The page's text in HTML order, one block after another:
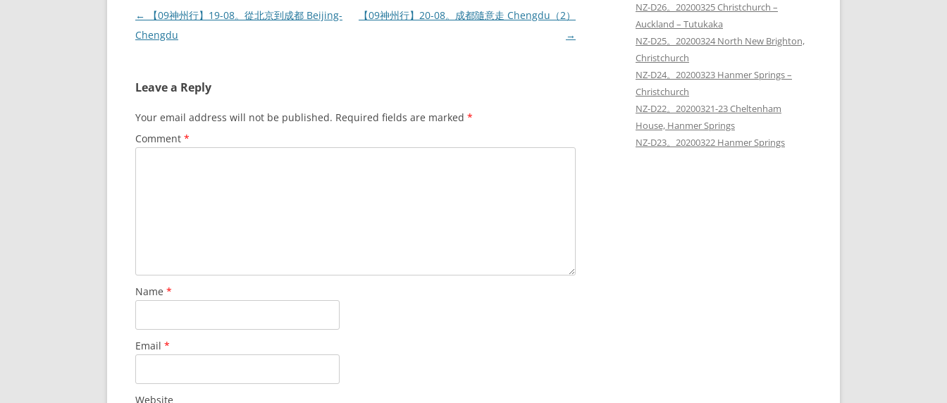
Post
navigation
←
【09神州行】19-08。從北京到成都 Beijing-
Chengdu
【09神州行】20-08。成都隨意走 Chengdu（2）
→
Leave a Reply
Your email address will not be published. Required fields are marked *
Comment *
Name *
Email *
Website
NZ-D26。20200325 Christchurch –
Auckland – Tutukaka
NZ-D25。20200324 North New Brighton,
Christchurch
NZ-D24。20200323 Hanmer Springs –
Christchurch
NZ-D22。20200321-23 Cheltenham
House, Hanmer Springs
NZ-D23。20200322 Hanmer Springs